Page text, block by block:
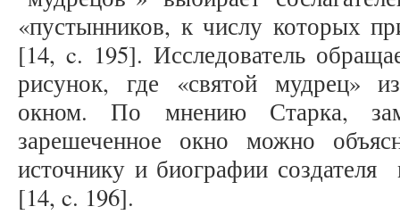
«пустынников, к числу которых
[14, c. 195]. Исследователь
рисунок, где «святой мудрец»
окном. По мнению Старка,
зарешеченное окно можно
источнику и биографии
[14, c. 196].